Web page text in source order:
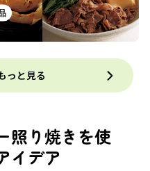
っと見る
照り焼きを使
イデア